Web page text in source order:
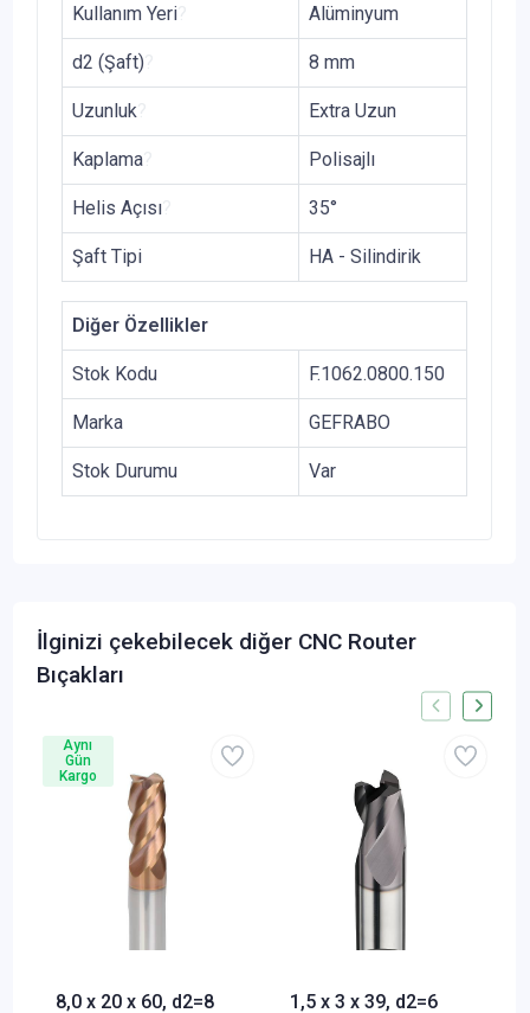
Kullanım Yeri Alüminyum
d2 (Şaft) 8 mm
Uzunluk Extra Uzun
Kaplama Polisajlı
Helis Açısı 35°
Şaft Tipi HA - Silindirik
Diğer Özellikler
Stok Kodu F.1062.0800.150
Marka GEFRABO
Stok Durumu Var
İlginizi çekebilecek diğer CNC Router
Bıçakları
8,0 x 20 x 60, d2=8
Aynı
Gün
Kargo
1,5 x 3 x 39, d2=6